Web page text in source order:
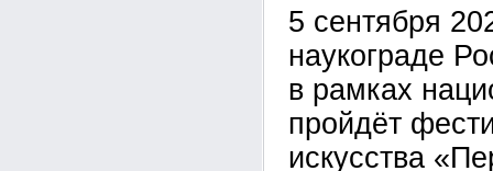
5 сентября
наукограде
в рамках
пройдёт
искусства